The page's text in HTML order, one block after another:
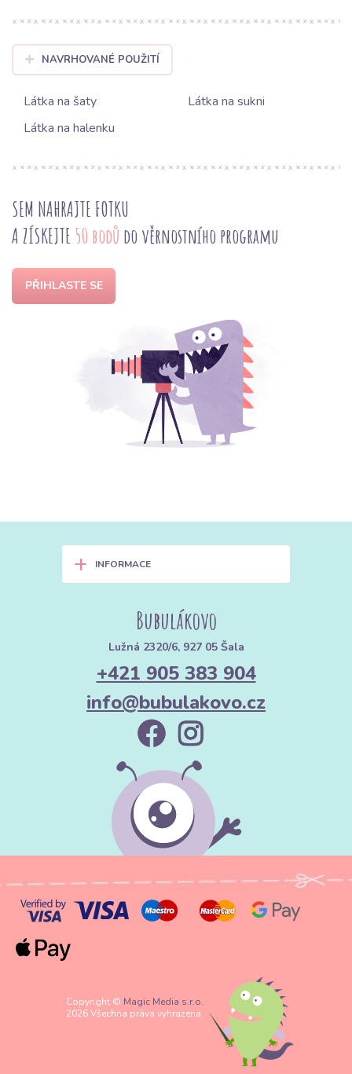
NAVRHOVANÉ POUŽITÍ
Látka na šaty
Látka na sukni
Látka na halenku
SEM NAHRAJTE FOTKU
A ZÍSKEJTE 50 bodů do věrnostního programu
PŘIHLASTE SE
+ INFORMACE
Bubulákovo
Lužná 2320/6, 927 05 Šala
+421 905 383 904
info@bubulakovo.cz
Copyright © Magic Media s.r.o.
2026 Všechna práva vyhrazena